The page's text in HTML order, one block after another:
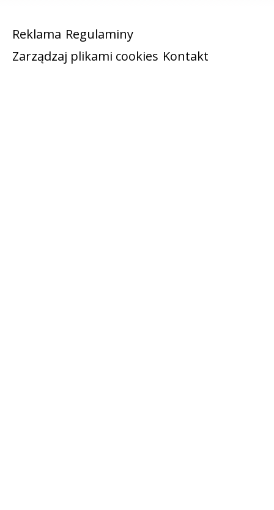
Reklama Regulaminy
Zarządzaj plikami cookies Kontakt